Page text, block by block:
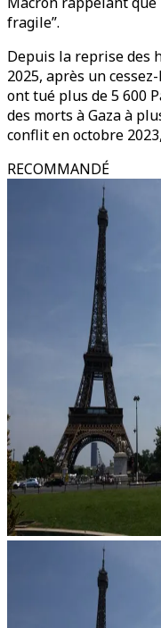
fragile”.
Depuis la reprise des
2025, après un
ont tué plus de 5 600
des morts à Gaza à
conflit en octobre
RECOMMANDÉ